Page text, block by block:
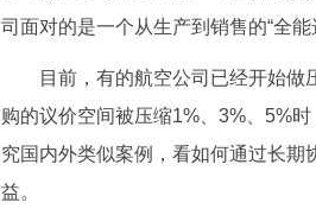
司面对的是一个从生产到销售的“全能
目前，有的航空公司已经开始做
购的议价空间被压缩1%、3%、5%
究国内外类似案例，看如何通过长期
益。